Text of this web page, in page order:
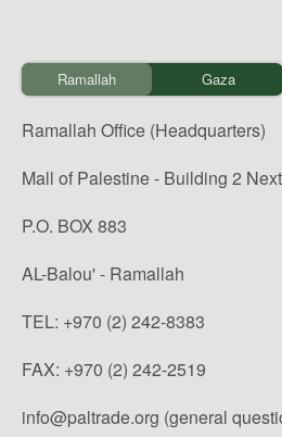
Ramallah Gaza
Ramallah Office (Headquarters)
Mall of Palestine - Building 2
P.O. BOX 883
AL-Balou' - Ramallah
TEL: +970 (2) 242-8383
FAX: +970 (2) 242-2519
info@paltrade.org (general